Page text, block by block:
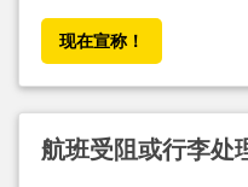
现在宣称！
航班受阻或行李处